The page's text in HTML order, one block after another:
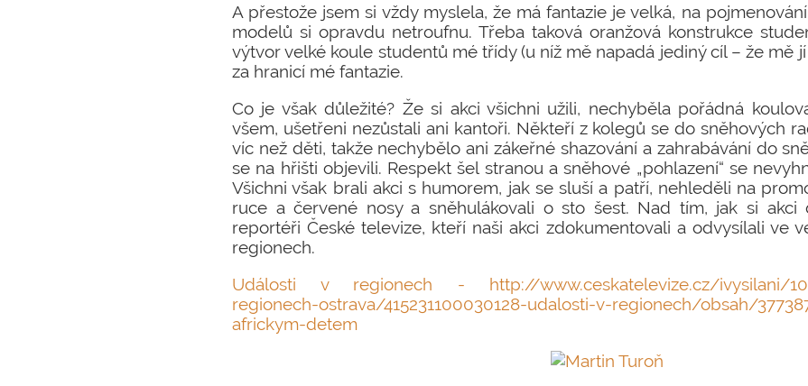
A přestože jsem si vždy myslela, že má fantazie je velká, na
modelů si opravdu netroufnu. Třeba taková oranžová konstrukce
výtvor velké koule studentů mé třídy (u níž mě napadá jediný cíl – že mě
za hranicí mé fantazie.
Co je však důležité? Že si akci všichni užili, nechyběla pořádná
všem, ušetřeni nezůstali ani kantoři. Někteří z kolegů se do sněhových
víc než děti, takže nechybělo ani zákeřné shazování a zahrabávání do
se na hřišti objevili. Respekt šel stranou a sněhové „pohlazení“ se
Všichni však brali akci s humorem, jak se sluší a patří, nehleděli na
ruce a červené nosy a sněhulákovali o sto šest. Nad tím, jak si akci
reportéři České televize, kteří naši akci zdokumentovali a odvysílali ve
regionech.
Události v regionech - http://www.ceskatelevize.cz/ivysilani/
regionech-ostrava/415231100030128-udalosti-v-regionech/obsah/
africkym-detem